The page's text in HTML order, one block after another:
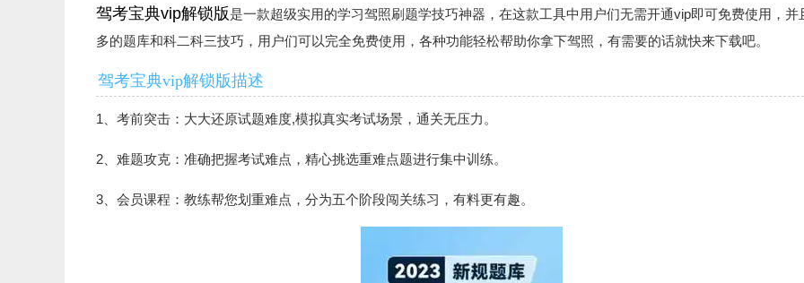
驾考宝典vip解锁版是一款超级实用的学习驾照刷题学技巧神器，在这款工具中用户们无需开通vip即可免费使用，并
多的题库和科二科三技巧，用户们可以完全免费使用，各种功能轻松帮助你拿下驾照，有需要的话就快来下载吧。
驾考宝典vip解锁版描述
1、考前突击：大大还原试题难度,模拟真实考试场景，通关无压力。
2、难题攻克：准确把握考试难点，精心挑选重难点题进行集中训练。
3、会员课程：教练帮您划重难点，分为五个阶段闯关练习，有料更有趣。